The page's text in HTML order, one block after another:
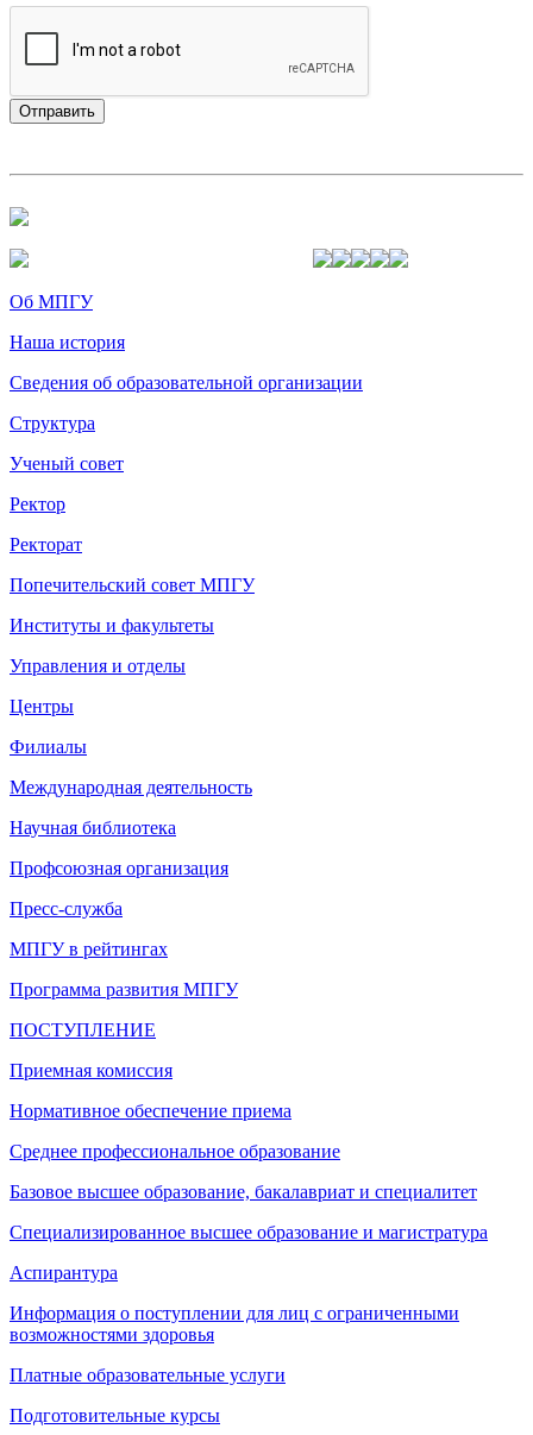
Об МПГУ
Наша история
Сведения об образовательной организации
Структура
Ученый совет
Ректор
Ректорат
Попечительский совет МПГУ
Институты и факультеты
Управления и отделы
Центры
Филиалы
Международная деятельность
Научная библиотека
Профсоюзная организация
Пресс-служба
МПГУ в рейтингах
Программа развития МПГУ
ПОСТУПЛЕНИЕ
Приемная комиссия
Нормативное обеспечение приема
Среднее профессиональное образование
Базовое высшее образование, бакалавриат и специалитет
Специализированное высшее образование и магистратура
Аспирантура
Информация о поступлении для лиц с ограниченными
возможностями здоровья
Платные образовательные услуги
Подготовительные курсы